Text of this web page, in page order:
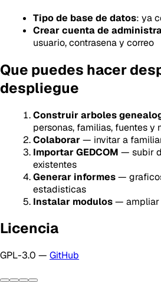
Tipo de base de datos: ya
Crear cuenta de
usuario, contrasena y correo
Que puedes hacer
despliegue
Construir arboles
personas, familias, fuentes y
Colaborar— invitar a
Importar GEDCOM — subir
existentes
Generar informes—
estadisticas
Instalar modulos— ampliar
Licencia
GPL-3.0 — GitHub